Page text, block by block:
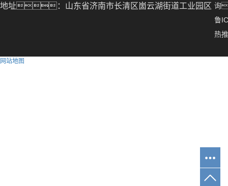
地址：山东省济南市长清区崮云湖街道工业园区 询
鲁
热
网站地图